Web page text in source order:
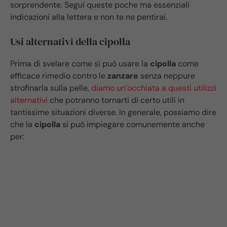
sorprendente. Segui queste poche ma essenziali
indicazioni alla lettera e non te ne pentirai.
Usi alternativi della cipolla
Prima di svelare come si può usare la cipolla come
efficace rimedio contro lezanzare senza neppure
strofinarla sulla pelle, diamo un’occhiata a questi utilizzi
alternativi che potranno tornarti di certo utili in
tantissime situazioni diverse. In generale, possiamo dire
che la cipolla si può impiegare comunemente anche
per: